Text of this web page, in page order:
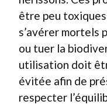
être peu toxiques
s’avérer mortels
ou tuer la
utilisation doit
évitée afin de
respecter